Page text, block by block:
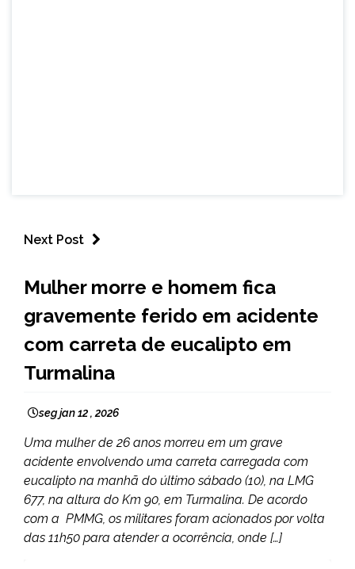
Next Post
GERAIS
NOTÍCIAS
Mulher morre e homem fica
gravemente ferido em acidente
com carreta de eucalipto em
Turmalina
seg jan 12 , 2026
Uma mulher de 26 anos morreu em um grave
acidente envolvendo uma carreta carregada com
eucalipto na manhã do último sábado (10), na LMG
677, na altura do Km 90, em Turmalina. De acordo
com a PMMG, os militares foram acionados por volta
das 11h50 para atender a ocorrência, onde […]